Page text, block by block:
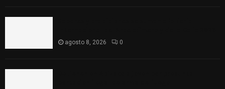
agosto 8, 2026 0